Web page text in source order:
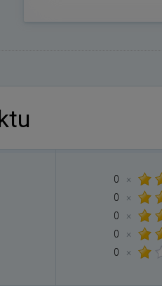
0
×
0
×
0
×
0
×
0
×